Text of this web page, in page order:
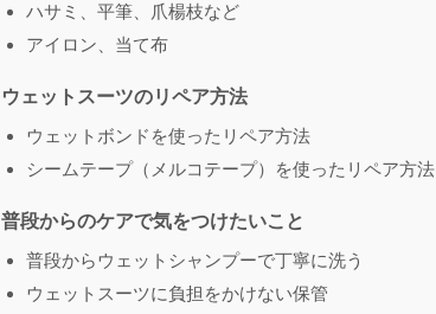
ハサミ、平筆、爪楊枝など
アイロン、当て布
ウェットスーツのリペア方法
ウェットボンドを使ったリペア方法
シームテープ（メルコテープ）を使ったリペア方法
普段からのケアで気をつけたいこと
普段からウェットシャンプーで丁寧に洗う
ウェットスーツに負担をかけない保管